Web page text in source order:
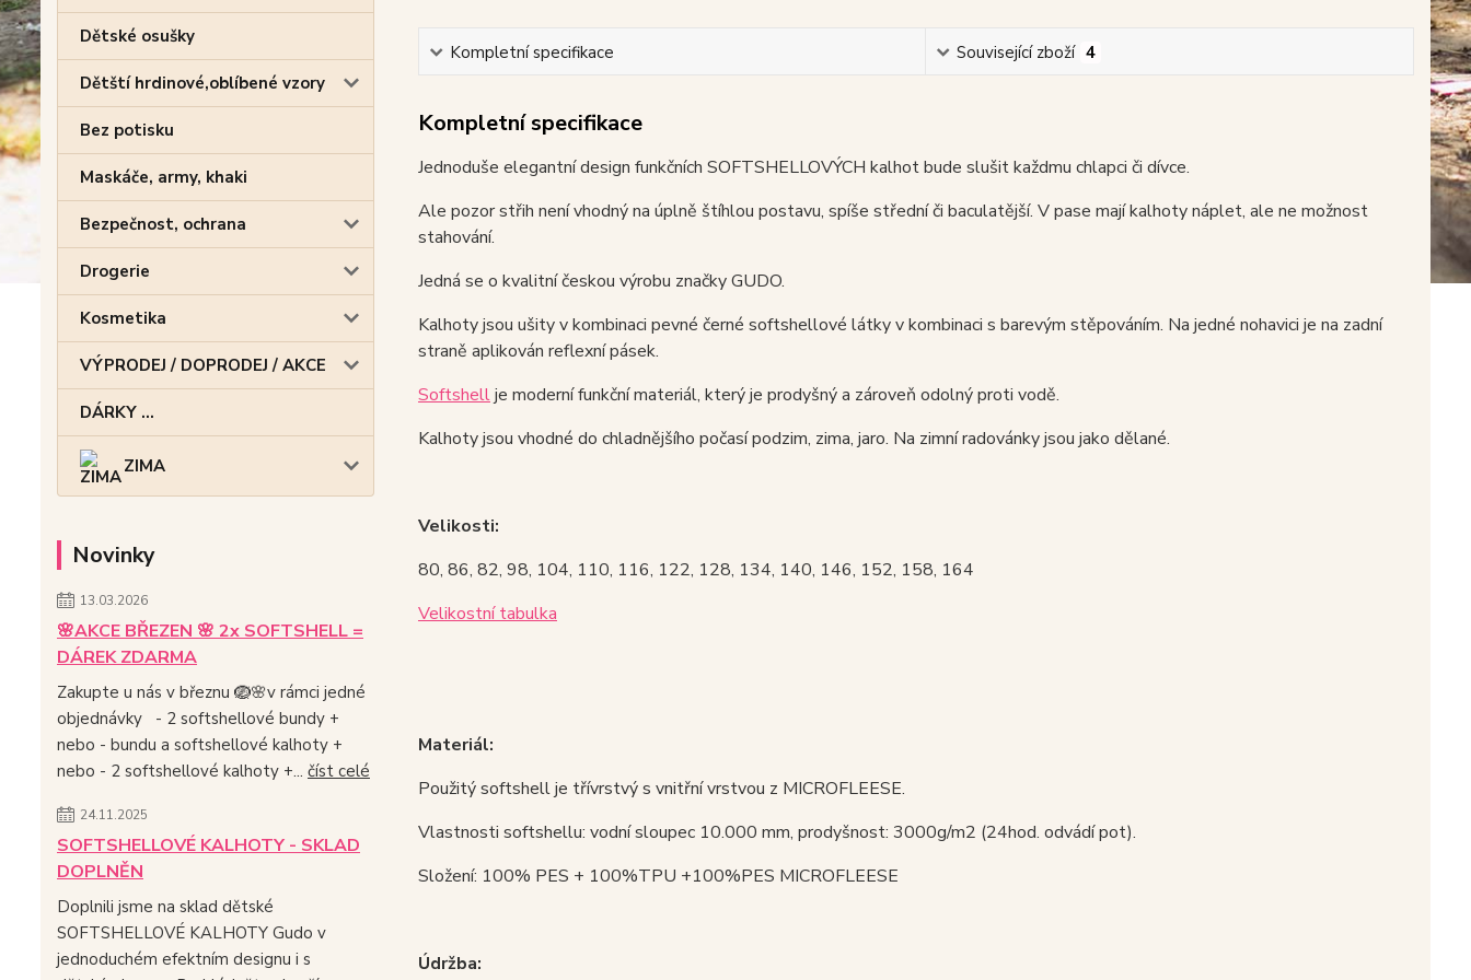
Dětské osušky
Dětští hrdinové,oblíbené vzory
Bez potisku
Maskáče, army, khaki
Bezpečnost, ochrana
Drogerie
Kosmetika
VÝPRODEJ / DOPRODEJ / AKCE
DÁRKY ...
ZIMA
Novinky
13.03.2026
🌸AKCE BŘEZEN 🌸 2x SOFTSHELL =
DÁREK ZDARMA
Zakupte u nás v březnu 🪺🌸v rámci jedné
objednávky - 2 softshellové bundy +
nebo - bundu a softshellové kalhoty +
nebo - 2 softshellové kalhoty +... číst celé
24.11.2025
SOFTSHELLOVÉ KALHOTY - SKLAD
DOPLNĚN
Doplnili jsme na sklad dětské
SOFTSHELLOVÉ KALHOTY Gudo v
jednoduchém efektním designu i s
Kompletní specifikace Související zboží 4
Kompletní specifikace
Jednoduše elegantní design funkčních SOFTSHELLOVÝCH kalhot bude slušit každmu chlapci či dívce.
Ale pozor střih není vhodný na úplně štíhlou postavu, spíše střední či baculatější. V pase mají kalhoty náplet, ale ne možnost
stahování.
Jedná se o kvalitní českou výrobu značky GUDO.
Kalhoty jsou ušity v kombinaci pevné černé softshellové látky v kombinaci s barevým stěpováním. Na jedné nohavici je na zadní
straně aplikován reflexní pásek.
Softshellje moderní funkční materiál, který je prodyšný a zároveň odolný proti vodě.
Kalhoty jsou vhodné do chladnějšího počasí podzim, zima, jaro. Na zimní radovánky jsou jako dělané.
Velikosti:
80, 86, 82, 98, 104, 110, 116, 122, 128, 134, 140, 146, 152, 158, 164
Velikostní tabulka
Materiál:
Použitý softshell je třívrstvý s vnitřní vrstvou z MICROFLEESE.
Vlastnosti softshellu: vodní sloupec 10.000 mm, prodyšnost: 3000g/m2 (24hod. odvádí pot).
Složení: 100% PES + 100%TPU +100%PES MICROFLEESE
Údržba: